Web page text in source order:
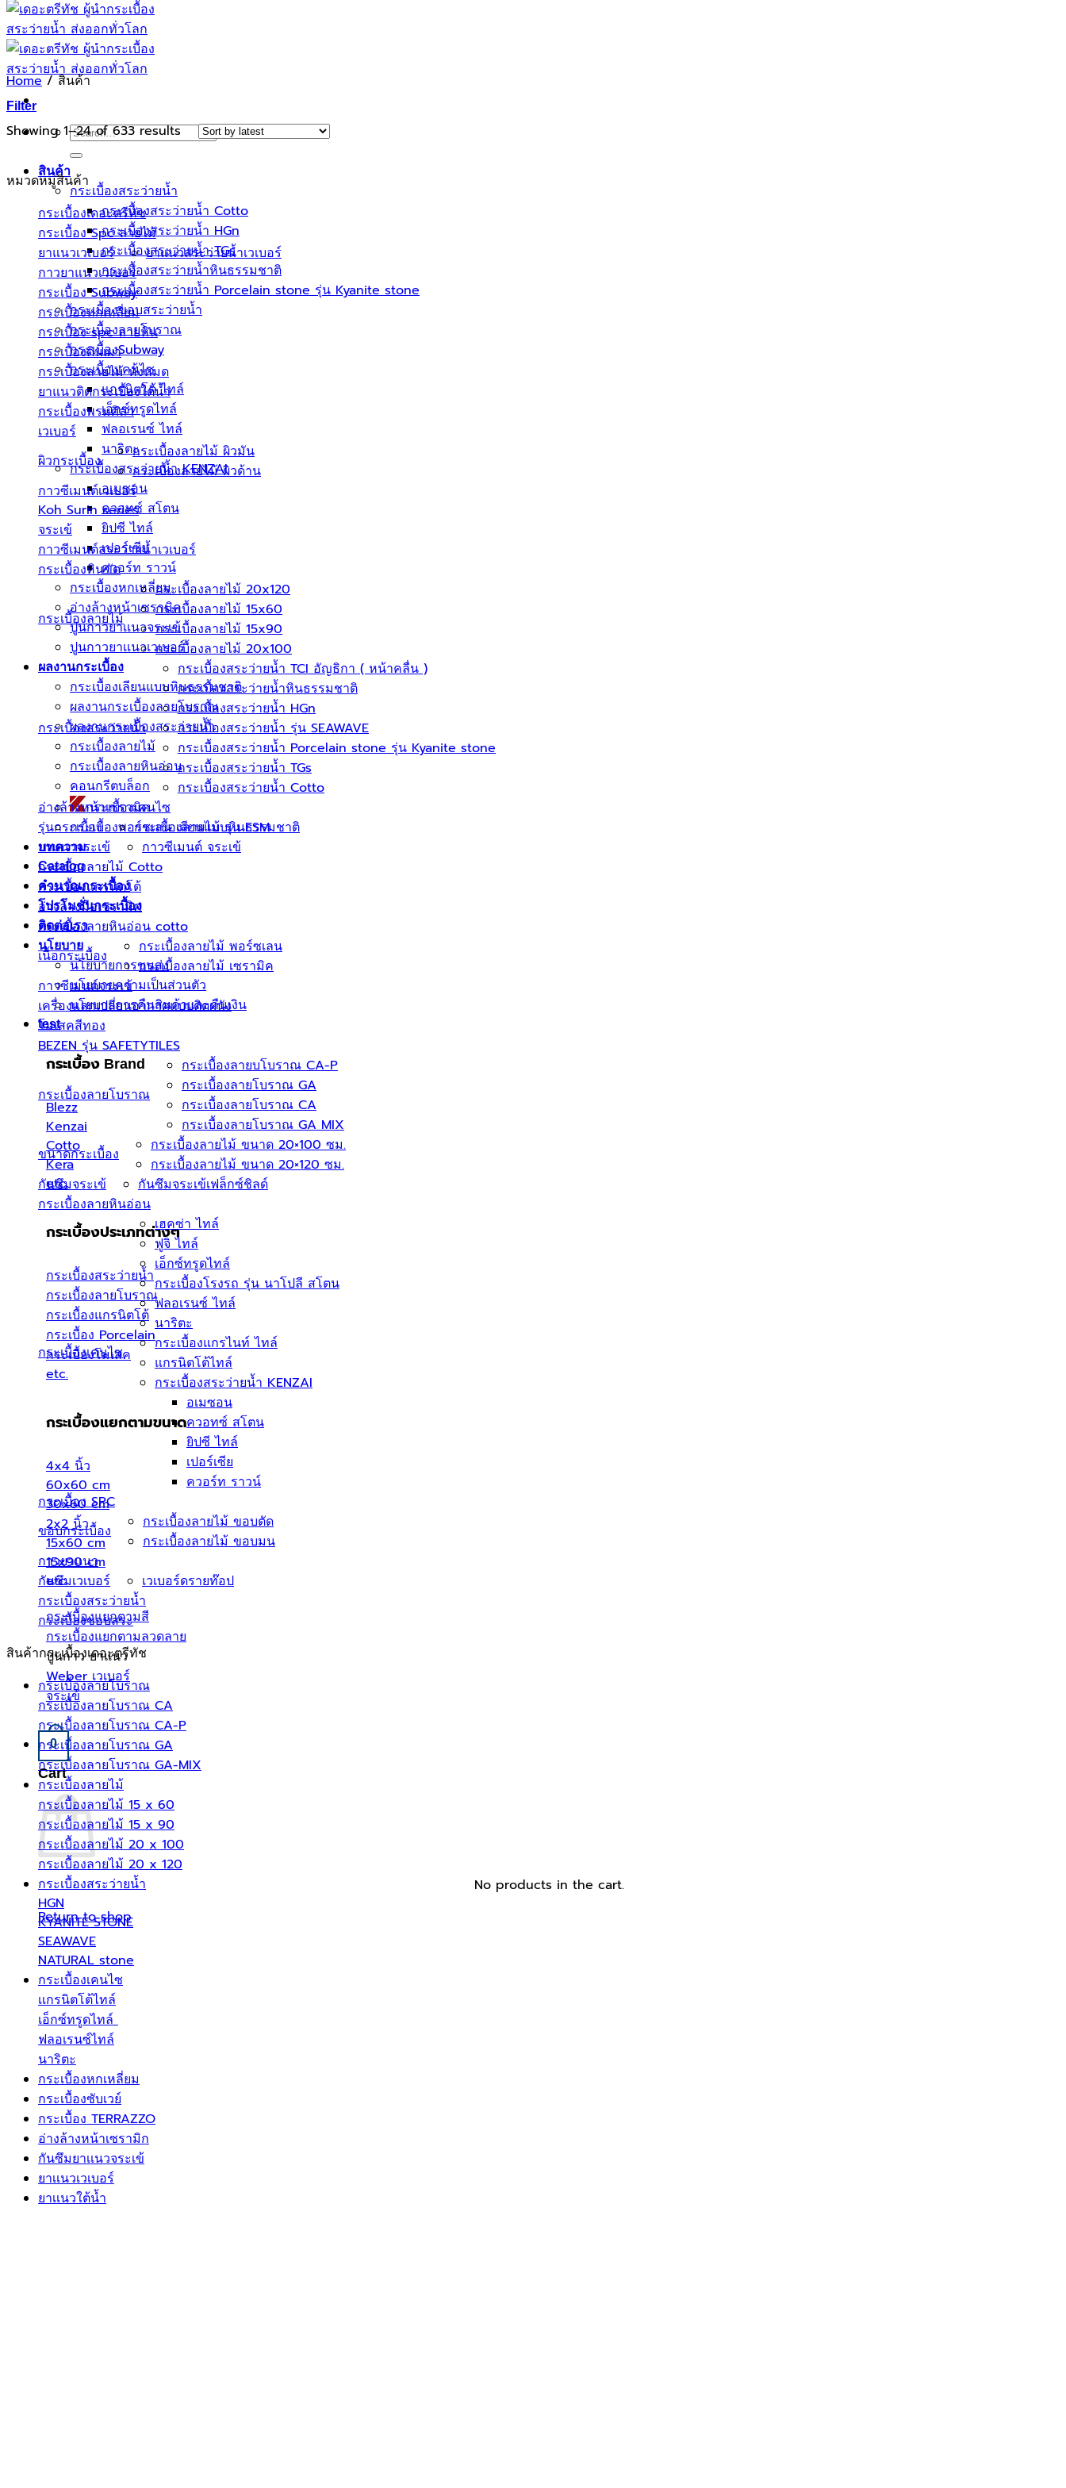
Search
for:
สินค้า
กระเบื้องสระว่ายนํ้า
กระเบื้องสระว่ายน้ำ Cotto
กระเบื้องสระว่ายน้ำ HGn
กระเบื้องสระว่ายน้ำ TGs
กระเบื้องสระว่ายน้ำหินธรรมชาติ
กระเบื้องสระว่ายนํ้า Porcelain stone รุ่น Kyanite stone
กระเบื้องขอบสระว่ายน้ำ
กระเบื้องลายโบราณ
กระเบื้องSubway
กระเบื้องเคนไซ
แกรนิตโต้ ไทล์
เอ็กซ์ทรูดไทล์
ฟลอเรนซ์ ไทล์
นาริตะ
กระเบื้องสระว่ายน้ำ KENZAI
อเมซอน
ควอทซ์ สโตน
ยิปซี ไทล์
เปอร์เซีย
ควอร์ท ราวน์
กระเบื้องหกเหลี่ยม
อ่างล้างหน้าเซรามิค
ปูนกาวยาเเนวจระเข้
ปูนกาวยาเเนวเวเบอร์
ผลงานกระเบื้อง
กระเบื้องเลียนแบบหินธรรมชาติ
ผลงานกระเบื้องลายโบราณ
ผลงานกระเบื้องสระว่ายนํ้า
กระเบื้องลายไม้
กระเบื้องลายหินอ่อน
คอนกรีตบล็อก
กระเบื้องเคนไซ
กระเบื้องพอร์ชเลน เลียนเเบบหินธรรมชาติ
บทความ
Catalog
คำนวณกระเบื้อง
โปรโมชั่นกระเบื้อง
ติดต่อเรา
นโยบาย
นโยบายการขนส่ง
นโยบายความเป็นส่วนตัว
นโยบายการคืนสินค้าและคืนเงิน
test
กระเบื้อง Brand
Blezz
Kenzai
Cotto
Kera
etc.
กระเบื้องประเภทต่างๆ
กระเบื้องสระว่ายน้ำ
กระเบื้องลายโบราณ
กระเบื้องแกรนิตโต้
กระเบื้อง Porcelain
กระเบื้องโมเสค
etc.
กระเบื้องแยกตามขนาด
4x4 นิ้ว
60x60 cm
30x60 cm
2x2 นิ้ว
15x60 cm
15x90 cm
etc.
กระเบื้องแยกตามสี
กระเบื้องแยกตามลวดลาย
ปูนกาว ยาแนว
Weber เวเบอร์
จระเข้
0
Cart
No products in the cart.
Return to shop
Home /สินค้า
Filter
Showing 1–24 of 633 resultsSorted
หมวดหมู่สินค้า
กระเบื้องเดอะตรีทัช
กระเบื้อง Spc ลายไม้
ยาแนวเวเบอร์
ยาแนวสระว่ายน้ำเวเบอร์
กาวยาแนวเวเบอร์
กระเบื้อง Subway
กระเบื้องหกเหลี่ยม
กระเบื้อง spc ลายหิน
กระเบื้องดินเผา
กระเบื้องลายไม้ ทั้งหมด
ยาแนวติดกระเบื้องใต้น้ำ
กระเบื้องพรมศิลา
เวเบอร์
ผิวกระเบื้อง
กระเบื้องลายไม้ ผิวมัน
กระเบื้องลายไม้ ผิวด้าน
กาวซีเมนต์เวเบอร์
Koh Surin series
จระเข้
กาวซีเมนต์สระว่ายนํ้าเวเบอร์
กระเบื้องหินขัด
กระเบื้องลายไม้
กระเบื้องลายไม้ 20x120
กระเบื้องลายไม้ 15x60
กระเบื้องลายไม้ 15x90
กระเบื้องลายไม้ 20x100
กระเบื้องสระว่ายน้ำ
กระเบื้องสระว่ายนํ้า TCI อัญธิกา ( หน้าคลื่น )
กระเบื้องสระว่ายน้ำหินธรรมชาติ
กระเบื้องสระว่ายน้ำ HGn
กระเบื้องสระว่ายนํ้า รุ่น SEAWAVE
กระเบื้องสระว่ายนํ้า Porcelain stone รุ่น Kyanite stone
กระเบื้องสระว่ายน้ำ TGs
กระเบื้องสระว่ายน้ำ Cotto
อ่างล้างหน้าเซรามิค
รุ่นกระเบื้อง
กระเบื้องลายไม้ รุ่น ESM
ยาแนวจระเข้
กาวซีเมนต์ จระเข้
กระเบื้องลายไม้ Cotto
กระเบื้องแกรนิตโต้
อ่างล้างมือเซรามิค
กระเบื้องลายหินอ่อน cotto
เนื้อกระเบื้อง
กระเบื้องลายไม้ พอร์ซเลน
กระเบื้องลายไม้ เซรามิค
กาวซีเมนต์จระเข้
เครื่องแลกเปลี่ยนอากาศแบบติดผนัง
โมเสคสีทอง
BEZEN รุ่น SAFETYTILES
กระเบื้องลายโบราณ
กระเบื้องลายบโบราณ CA-P
กระเบื้องลายโบราณ GA
กระเบื้องลายโบราณ CA
กระเบื้องลายโบราณ GA MIX
ขนาดกระเบื้อง
กระเบื้องลายไม้ ขนาด 20×100 ซม.
กระเบื้องลายไม้ ขนาด 20×120 ซม.
กันซึมจระเข้
กันซึมจระเข้เฟล็กซ์ชิลด์
กระเบื้องลายหินอ่อน
กระเบื้องเคนไซ
เฮคซ่า ไทล์
ฟูจิ ไทล์
เอ็กซ์ทรูดไทล์
กระเบื้องโรงรถ รุ่น นาโปลี สโตน
ฟลอเรนซ์ ไทล์
นาริตะ
กระเบื้องแกรไนท์ ไทล์
แกรนิตโต้ไทล์
กระเบื้องสระว่ายน้ำ KENZAI
อเมซอน
ควอทซ์ สโตน
ยิปซี ไทล์
เปอร์เซีย
ควอร์ท ราวน์
กระเบื้อง SPC
ขอบกระเบื้อง
กระเบื้องลายไม้ ขอบตัด
กระเบื้องลายไม้ ขอบมน
กาวยาแนว
กันซึมเวเบอร์
เวเบอร์ดรายท๊อป
กระเบื้องสระว่ายนํ้า
กระเบื้องขอบสระ
สินค้ากระเบื้องเดอะตรีทัช
กระเบื้องลายโบราณ
กระเบื้องลายโบราณ CA
กระเบื้องลายโบราณ CA-P
กระเบื้องลายโบราณ GA
กระเบื้องลายโบราณ GA-MIX
กระเบื้องลายไม้
กระเบื้องลายไม้ 15 x 60
กระเบื้องลายไม้ 15 x 90
กระเบื้องลายไม้ 20 x 100
กระเบื้องลายไม้ 20 x 120
กระเบื้องสระว่ายน้ำ
HGN
KYANITE STONE
SEAWAVE
NATURAL stone
กระเบื้องเคนไซ
เเกรนิตโต้ไทล์
เอ็กซ์ทรูดไทล์
ฟลอเรนซ์ไทล์
นาริตะ
กระเบื้องหกเหลี่ยม
กระเบื้องซับเวย์
กระเบื้อง TERRAZZO
อ่างล้างหน้าเซรามิก
กันซึมยาเเนวจระเข้
ยาเเนวเวเบอร์
ยาเเนวใต้นํ้า